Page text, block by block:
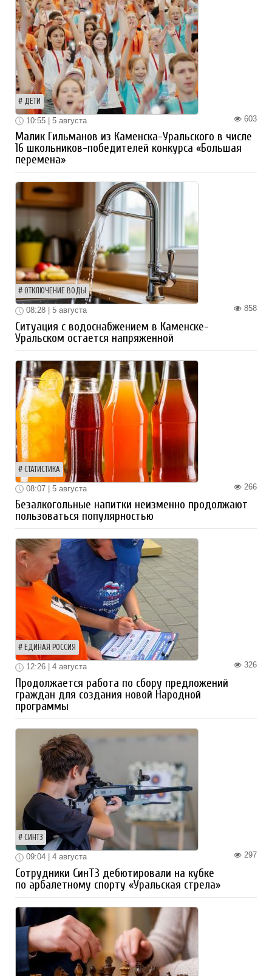
ДЕТИ
603
10:55 | 5 августа
Малик Гильманов из Каменска-Уральского в числе
16 школьников-победителей конкурса «Большая
перемена»
ОТКЛЮЧЕНИЕ ВОДЫ
858
08:28 | 5 августа
Ситуация с водоснабжением в Каменске-
Уральском остается напряженной
СТАТИСТИКА
266
08:07 | 5 августа
Безалкогольные напитки неизменно продолжают
пользоваться популярностью
ЕДИНАЯ РОССИЯ
326
12:26 | 4 августа
Продолжается работа по сбору предложений
граждан для создания новой Народной
программы
СИНТЗ
297
09:04 | 4 августа
Сотрудники СинТЗ дебютировали на кубке
по арбалетному спорту «Уральская стрела»